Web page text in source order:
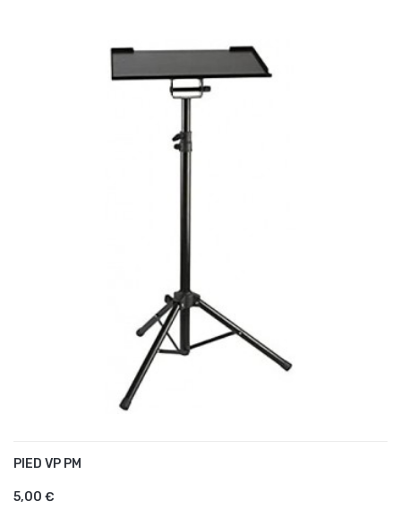
PIED VP PM
5,00 €